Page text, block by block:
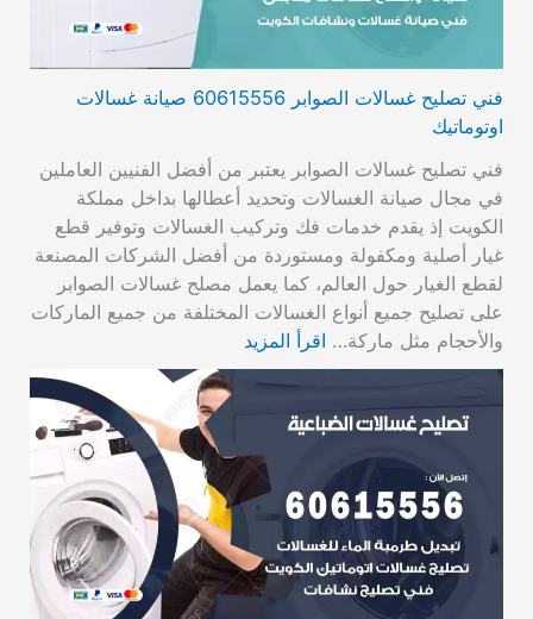
فني تصليح غسالات الصوابر 60615556 صيانة غسالات
اوتوماتيك
فني تصليح غسالات الصوابر يعتبر من أفضل الفنيين العاملين
في مجال صيانة الغسالات وتحديد أعطالها بداخل مملكة
الكويت إذ يقدم خدمات فك وتركيب الغسالات وتوفير قطع
غيار أصلية ومكفولة ومستوردة من أفضل الشركات المصنعة
لقطع الغيار حول العالم، كما يعمل مصلح غسالات الصوابر
على تصليح جميع أنواع الغسالات المختلفة من جميع الماركات
والأحجام مثل ماركة… اقرأ المزيد